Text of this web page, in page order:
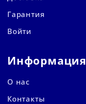
Гарантия
Войти
Информация
О нас
Контакты